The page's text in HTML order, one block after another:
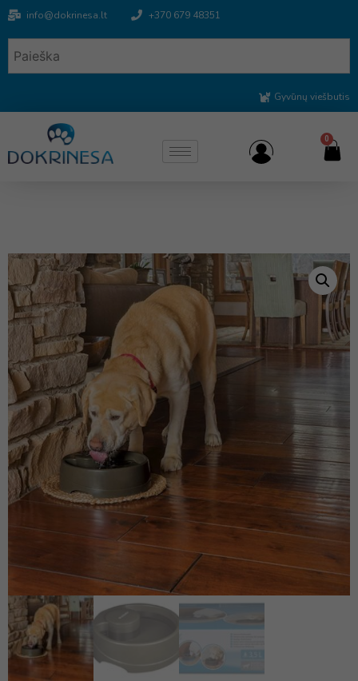
info@dokrinesa.lt +370 679 48351
Gyvūnų viešbutis
0